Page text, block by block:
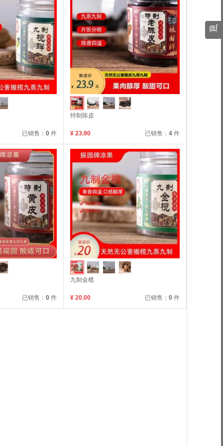
已销售： 0 件
特制陈皮
¥ 23.90 已销售： 4 件
已销售： 0 件
九制金榄
¥ 20.00 已销售： 0 件